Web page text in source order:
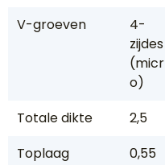
V-groeven
4-
zijdes
(micr
o)
Totale dikte
2,5
Toplaag
0,55